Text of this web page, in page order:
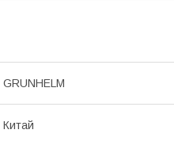
GRUNHELM
Китай